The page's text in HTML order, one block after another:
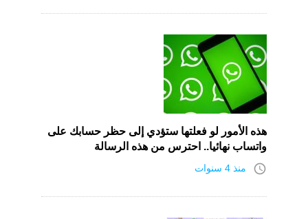
هذه الأمور لو فعلتها ستؤدي إلى حظر حسابك على
واتساب نهائيا.. احترس من هذه الرسالة
access_time منذ 4 سنوات